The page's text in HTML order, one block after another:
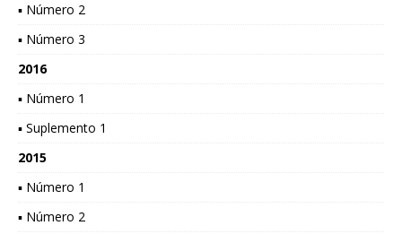
▪ Número 2
▪ Número 3
2016
▪ Número 1
▪ Suplemento 1
2015
▪ Número 1
▪ Número 2